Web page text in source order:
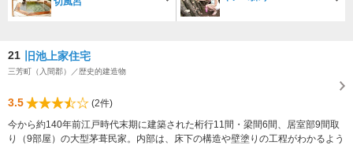
21 旧池上家住宅
三芳町（入間郡）／歴史的建造物
3.5
(2件)
今から約140年前江戸時代末期に建築された桁行11間・梁間6間、居室部9間取
り（9部屋）の大型茅葺民家。内部は、床下の構造や壁塗りの工程がわかるよう